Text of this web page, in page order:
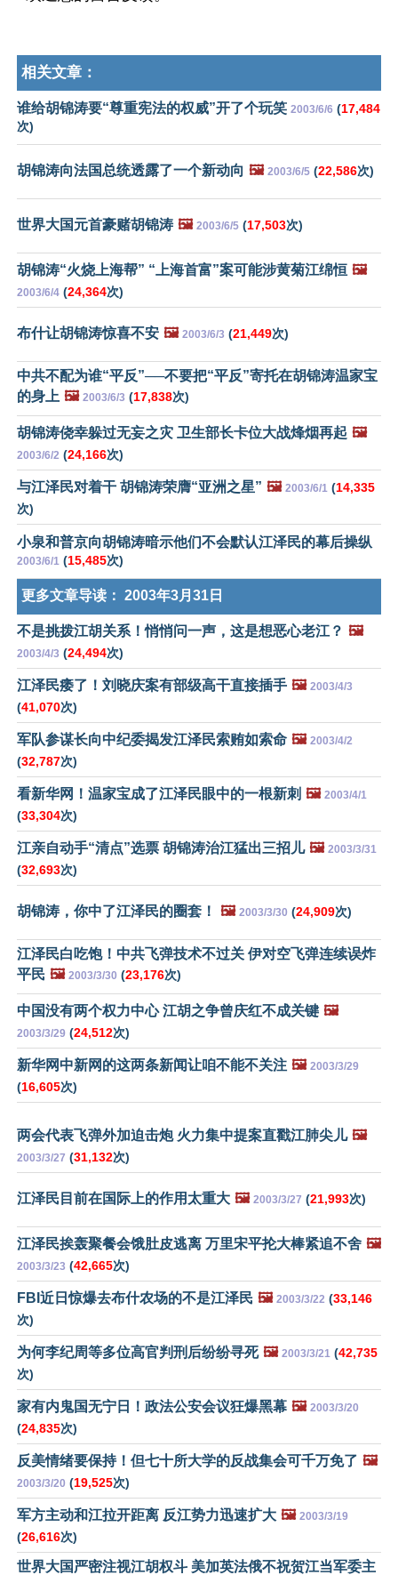
相关文章：
谁给胡锦涛要“尊重宪法的权威”开了个玩笑 2003/6/6 (17,484
次)
胡锦涛向法国总统透露了一个新动向 🖼️ 2003/6/5 (22,586次)
世界大国元首豪赌胡锦涛 🖼️ 2003/6/5 (17,503次)
胡锦涛“火烧上海帮” “上海首富”案可能涉黄菊江绵恒 🖼️
2003/6/4 (24,364次)
布什让胡锦涛惊喜不安 🖼️ 2003/6/3 (21,449次)
中共不配为谁“平反”──不要把“平反”寄托在胡锦涛温家宝
的身上 🖼️ 2003/6/3 (17,838次)
胡锦涛侥幸躲过无妄之灾 卫生部长卡位大战烽烟再起 🖼️
2003/6/2 (24,166次)
与江泽民对着干 胡锦涛荣膺“亚洲之星” 🖼️ 2003/6/1 (14,335
次)
小泉和普京向胡锦涛暗示他们不会默认江泽民的幕后操纵
2003/6/1 (15,485次)
更多文章导读： 2003年3月31日
不是挑拨江胡关系！悄悄问一声，这是想恶心老江？ 🖼️
2003/4/3 (24,494次)
江泽民痿了！刘晓庆案有部级高干直接插手 🖼️ 2003/4/3
(41,070次)
军队参谋长向中纪委揭发江泽民索贿如索命 🖼️ 2003/4/2
(32,787次)
看新华网！温家宝成了江泽民眼中的一根新刺 🖼️ 2003/4/1
(33,304次)
江亲自动手“清点”选票 胡锦涛治江猛出三招儿 🖼️ 2003/3/31
(32,693次)
胡锦涛，你中了江泽民的圈套！ 🖼️ 2003/3/30 (24,909次)
江泽民白吃饱！中共飞弹技术不过关 伊对空飞弹连续误炸
平民 🖼️ 2003/3/30 (23,176次)
中国没有两个权力中心 江胡之争曾庆红不成关键 🖼️
2003/3/29 (24,512次)
新华网中新网的这两条新闻让咱不能不关注 🖼️ 2003/3/29
(16,605次)
两会代表飞弹外加迫击炮 火力集中提案直戳江肺尖儿 🖼️
2003/3/27 (31,132次)
江泽民目前在国际上的作用太重大 🖼️ 2003/3/27 (21,993次)
江泽民挨轰聚餐会饿肚皮逃离 万里宋平抡大棒紧追不舍 🖼️
2003/3/23 (42,665次)
FBI近日惊爆去布什农场的不是江泽民 🖼️ 2003/3/22 (33,146
次)
为何李纪周等多位高官判刑后纷纷寻死 🖼️ 2003/3/21 (42,735
次)
家有内鬼国无宁日！政法公安会议狂爆黑幕 🖼️ 2003/3/20
(24,835次)
反美情绪要保持！但七十所大学的反战集会可千万免了 🖼️
2003/3/20 (19,525次)
军方主动和江拉开距离 反江势力迅速扩大 🖼️ 2003/3/19
(26,616次)
世界大国严密注视江胡权斗 美加英法俄不祝贺江当军委主